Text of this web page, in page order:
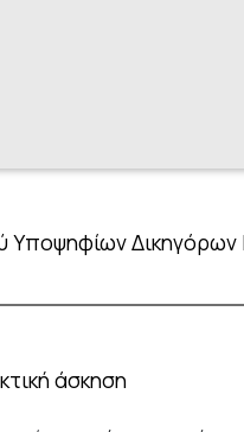
Υποψηφίων
άσκηση